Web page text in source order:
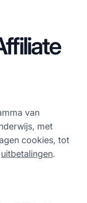
van
met
cookies, tot
uitbetalingen.